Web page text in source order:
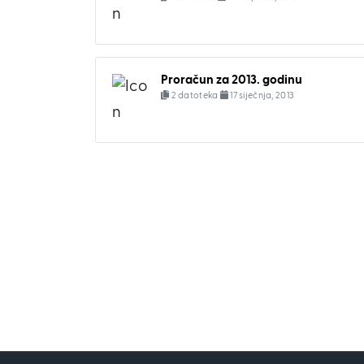
Proračun za 2013. godinu
2 datoteka 17 siječnja, 2013